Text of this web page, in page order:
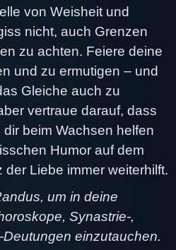
von Weisheit und
nicht, auch Grenzen
zu achten. Feiere deine
und zu ermutigen – und
Gleiche auch zu
vertraue darauf, dass
beim Wachsen helfen
Humor auf dem
Liebe immer weiterhilft.
um in deine
Synastrie-,
einzutauchen.